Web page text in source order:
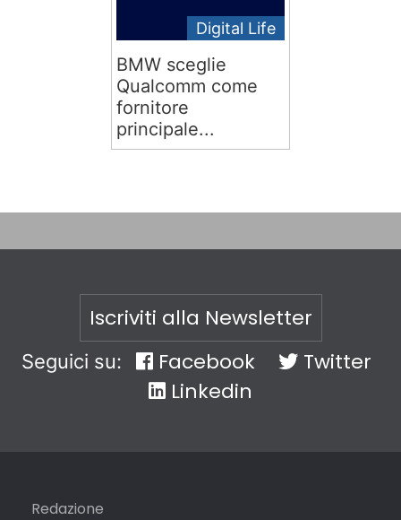
Digital Life
BMW sceglie
Qualcomm come
fornitore
principale...
Iscriviti alla Newsletter
Seguici su: Facebook
Twitter
Linkedin
Redazione